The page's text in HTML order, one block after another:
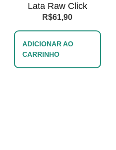
Lata Raw Click
R$61,90
ADICIONAR AO
CARRINHO